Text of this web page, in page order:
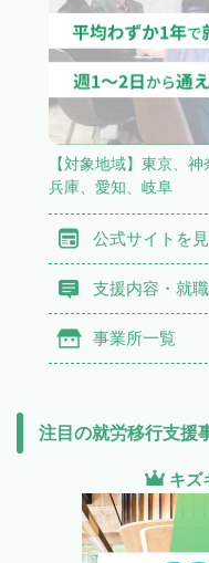
【対象地域】東京、
兵庫、愛知、岐阜
公式サイトを
支援内容・就
事業所一覧
注目の就労移行支援
キズ